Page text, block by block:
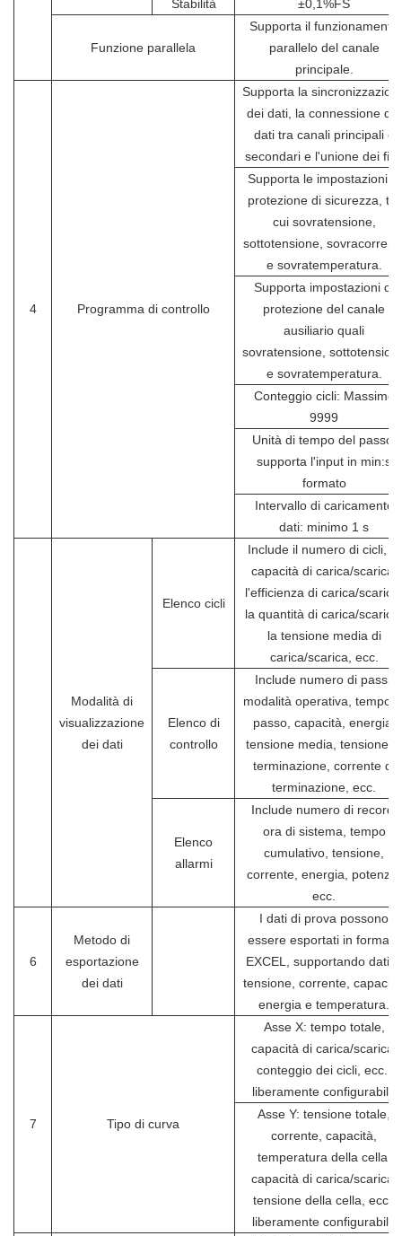
Stabilità ±0,1%FS
Funzione parallela
Supporta il funzionamento
parallelo del canale
principale.
4 Programma di controllo
Supporta la
dei dati, la connessione dei
dati tra canali principali e
secondari e l'unione dei file.
Supporta le impostazioni di
protezione di sicurezza, tra
cui sovratensione,
sottotensione,
e sovratemperatura.
Supporta impostazioni di
protezione del canale
ausiliario quali
sovratensione,
e sovratemperatura.
Conteggio cicli: Massimo
9999
Unità di tempo del passo:
supporta l'input in min:s
formato
Intervallo di caricamento
dati: minimo 1 s
Modalità di
visualizzazione
dei dati
Elenco cicli
Include il numero di cicli, la
capacità di carica/scarica,
l'efficienza di carica/scarica,
la quantità di carica/scarica,
la tensione media di
carica/scarica, ecc.
Elenco di
controllo
Include numero di passi,
modalità operativa, tempo
passo, capacità, energia,
tensione media, tensione di
terminazione, corrente di
terminazione, ecc.
Elenco
allarmi
Include numero di record,
ora di sistema, tempo
cumulativo, tensione,
corrente, energia, potenza,
ecc.
6
Metodo di
esportazione
dei dati
I dati di prova possono
essere esportati in formato
EXCEL, supportando dati di
tensione, corrente,
energia e temperatura.
7 Tipo di curva
Asse X: tempo totale,
capacità di carica/scarica,
conteggio dei cicli, ecc.;
liberamente configurabile
Asse Y: tensione totale,
corrente, capacità,
temperatura della cella,
capacità di carica/scarica,
tensione della cella, ecc.;
liberamente configurabile